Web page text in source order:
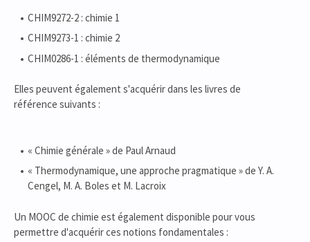
CHIM9272-2 : chimie 1
CHIM9273-1 : chimie 2
CHIM0286-1 : éléments de thermodynamique
Elles peuvent également s'acquérir dans les livres de
référence suivants :
« Chimie générale » de Paul Arnaud
« Thermodynamique, une approche pragmatique » de Y. A.
Cengel, M. A. Boles et M. Lacroix
Un MOOC de chimie est également disponible pour vous
permettre d'acquérir ces notions fondamentales :